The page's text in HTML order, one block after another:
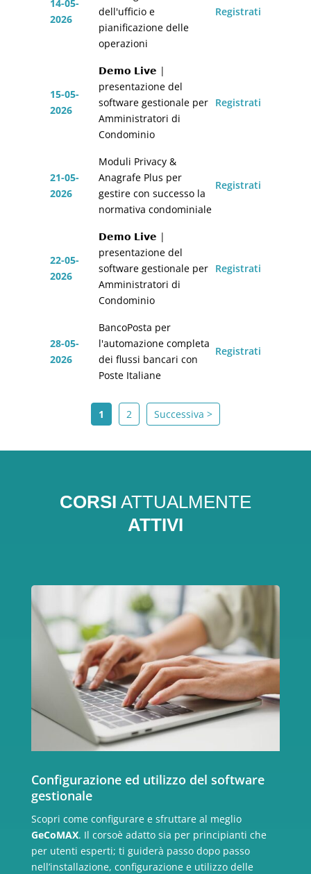
14-05-
2026
dell'ufficio e
pianificazione delle
operazioni
Registrati
15-05-
2026
𝗗𝗲𝗺𝗼 𝗟𝗶𝘃𝗲 |
presentazione del
software gestionale per
Amministratori di
Condominio
Registrati
21-05-
2026
Moduli Privacy &
Anagrafe Plus per
gestire con successo la
normativa condominiale
Registrati
22-05-
2026
𝗗𝗲𝗺𝗼 𝗟𝗶𝘃𝗲 |
presentazione del
software gestionale per
Amministratori di
Condominio
Registrati
28-05-
2026
BancoPosta per
l'automazione completa
dei flussi bancari con
Poste Italiane
Registrati
1 2 Successiva >
CORSI ATTUALMENTE
ATTIVI
Configurazione ed utilizzo del software
gestionale
Scopri come configurare e sfruttare al meglio
GeCoMAX. Il corsoè adatto sia per principianti che
per utenti esperti; ti guiderà passo dopo passo
nell’installazione, configurazione e utilizzo delle